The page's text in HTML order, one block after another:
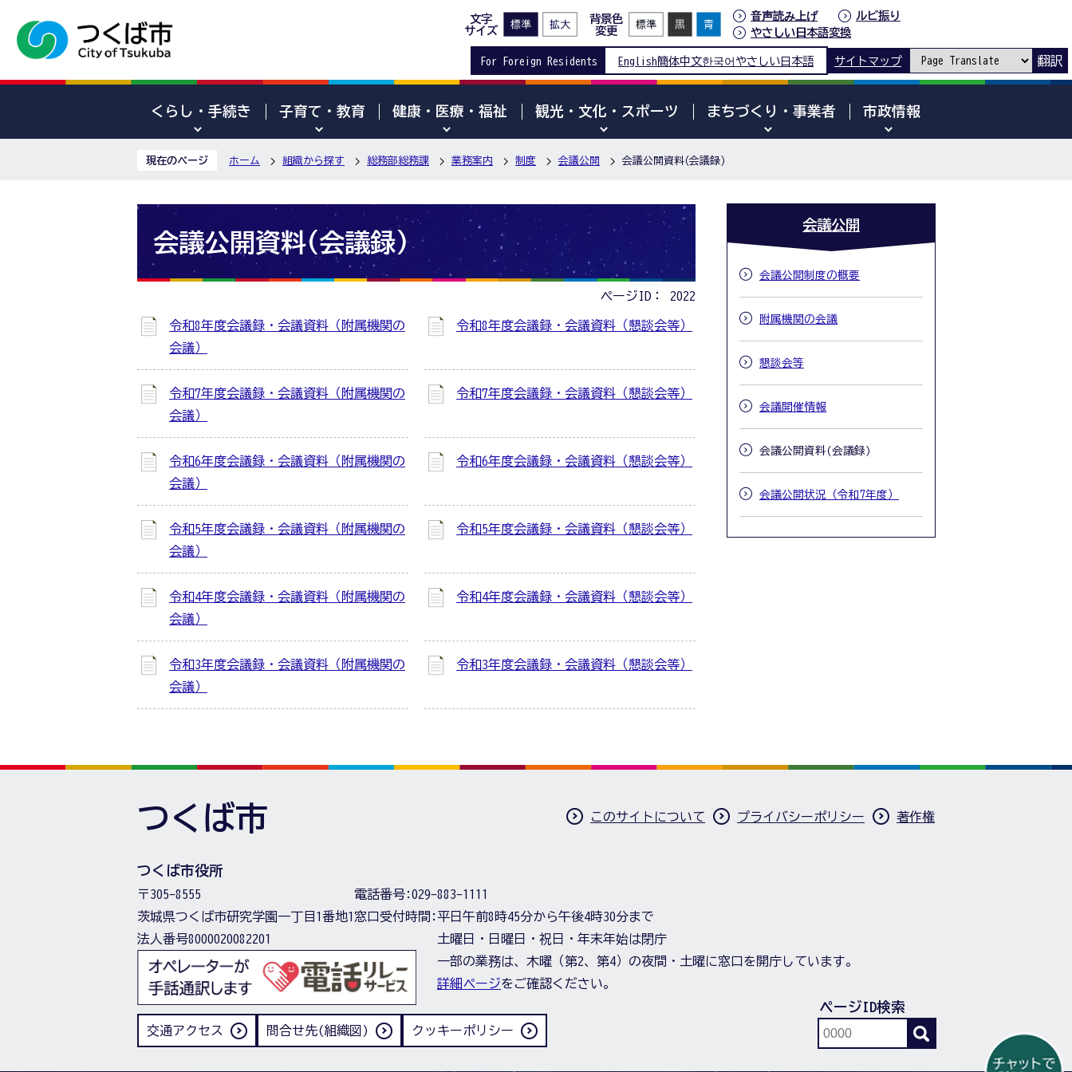
文字
サイズ
背景色
変更
音声読み上げ
ルビ振り
やさしい日本語変換
For Foreign Residents English簡体中文한국어 やさしい日本語 サイトマップ 翻訳
くらし・手続き 子育て・教育 健康・医療・福祉 観光・文化・スポーツ まちづくり・事業者 市政情報
現在のページ ホーム 組織から探す 総務部総務課 業務案内 制度 会議公開 会議公開資料(会議録)
会議公開資料(会議録)
ページID： 2022
令和8年度会議録・会議資料（附属機関の
会議）
令和8年度会議録・会議資料（懇談会等）
令和7年度会議録・会議資料（附属機関の
会議）
令和7年度会議録・会議資料（懇談会等）
令和6年度会議録・会議資料（附属機関の
会議）
令和6年度会議録・会議資料（懇談会等）
令和5年度会議録・会議資料（附属機関の
会議）
令和5年度会議録・会議資料（懇談会等）
令和4年度会議録・会議資料（附属機関の
会議）
令和4年度会議録・会議資料（懇談会等）
令和3年度会議録・会議資料（附属機関の
会議）
令和3年度会議録・会議資料（懇談会等）
会議公開
会議公開制度の概要
附属機関の会議
懇談会等
会議開催情報
会議公開資料(会議録)
会議公開状況（令和7年度）
つくば市 このサイトについて プライバシーポリシー 著作権
つくば市役所
〒305-8555
茨城県つくば市研究学園一丁目1番地1
法人番号8000020082201
電話番号:029-883-1111
窓口受付時間:平日午前8時45分から午後4時30分まで
土曜日・日曜日・祝日・年末年始は閉庁
一部の業務は、木曜（第2、第4）の夜間・土曜に窓口を開庁しています。
詳細ページをご確認ください。
交通アクセス 問合せ先(組織図) クッキーポリシー
ページID検索